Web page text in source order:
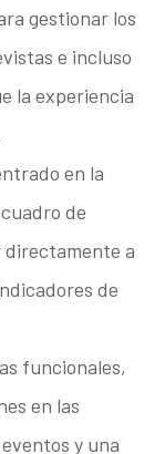
gestionar los
e incluso
la experiencia
en la
de
directamente a
de
funcionales,
en las
y una